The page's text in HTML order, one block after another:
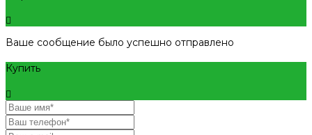
Ваше сообщение было успешно отправлено
Купить